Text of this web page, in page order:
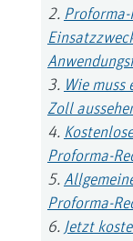
Wie muss
Zoll
Proforma-
Proforma-
Jetzt